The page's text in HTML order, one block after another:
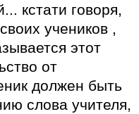
кстати говоря,
учеников ,
этот
от
должен быть
слова учителя,